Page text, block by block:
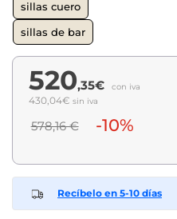
sillas cuero
sillas de bar
520,35€ con iva
430,04€ sin iva
578,16 € -10%
Recíbelo en 5-10 días